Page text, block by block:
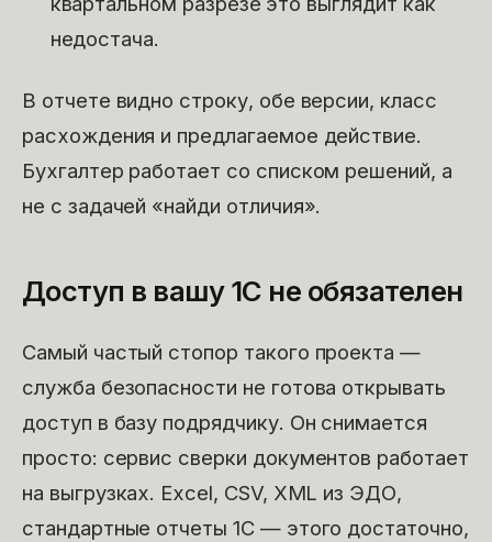
недостача.
В отчете видно строку, обе версии, класс
расхождения и предлагаемое действие.
Бухгалтер работает со списком решений, а
не с задачей «найди отличия».
Доступ в вашу 1С не обязателен
Самый частый стопор такого проекта —
служба безопасности не готова открывать
доступ в базу подрядчику. Он снимается
просто: сервис сверки документов работает
на выгрузках. Excel, CSV, XML из ЭДО,
стандартные отчеты 1С — этого достаточно,